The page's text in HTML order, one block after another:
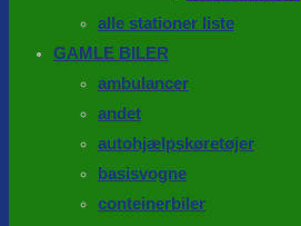
alle stationer liste
GAMLE BILER
ambulancer
andet
autohjælpskøretøjer
basisvogne
conteinerbiler